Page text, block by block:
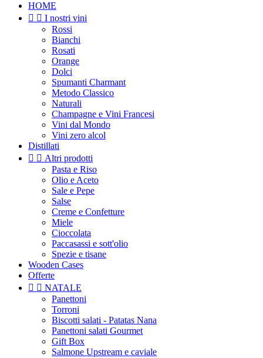
HOME
  I nostri vini
Rossi
Bianchi
Rosati
Orange
Dolci
Spumanti Charmant
Metodo Classico
Naturali
Champagne e Vini Francesi
Vini dal Mondo
Vini zero alcol
Distillati
  Altri prodotti
Pasta e Riso
Olio e Aceto
Sale e Pepe
Salse
Creme e Confetture
Miele
Cioccolata
Paccasassi e sott'olio
Spezie e tisane
Wooden Cases
Offerte
  NATALE
Panettoni
Torroni
Biscotti salati - Patatas Nana
Panettoni salati Gourmet
Gift Box
Salmone Upstream e caviale